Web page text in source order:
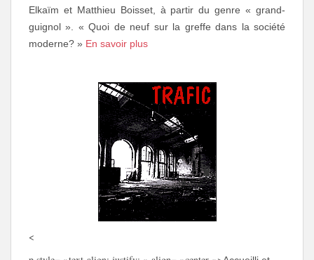
Elkaïm et Matthieu Boisset, à partir du genre « grand-
guignol ». « Quoi de neuf sur la greffe dans la société
moderne? » En savoir plus
<